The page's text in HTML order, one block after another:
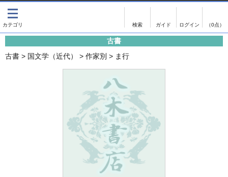
（0点）
影印資料
書誌学・目録
画像がある商品のみ検索
古書
古書 > 国文学（近代） > 作家別 > ま行